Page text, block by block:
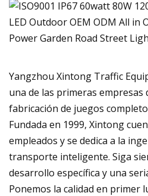
Yangzhou Xintong Traffic
una de las primeras empresas
fabricación de juegos
Fundada en 1999, Xintong
empleados y se dedica a la
transporte inteligente. Siga
desarrollo específica y una
Ponemos la calidad en primer